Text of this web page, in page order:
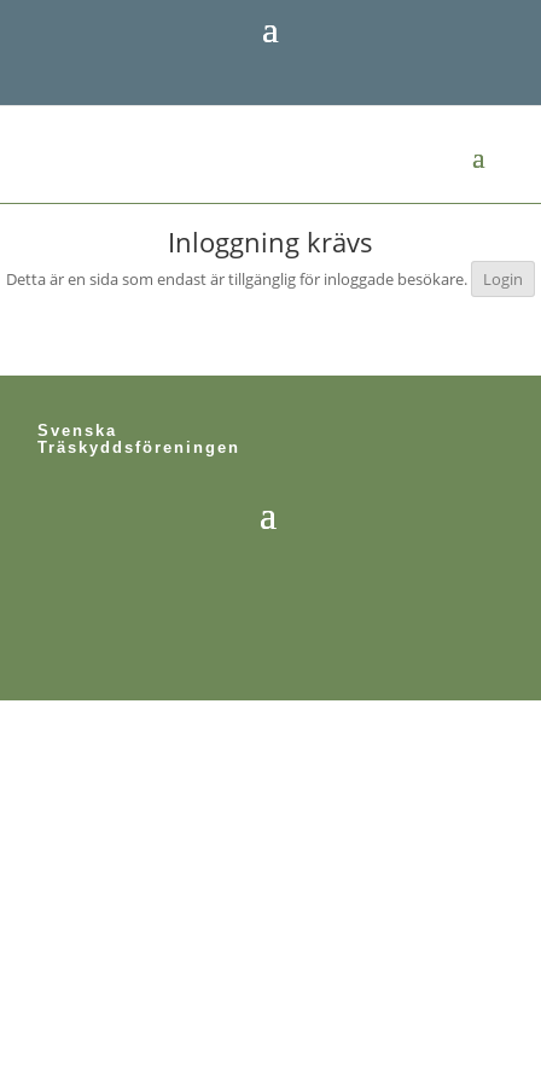
Inloggning krävs
Detta är en sida som endast är tillgänglig för inloggade besökare. Login
Svenska
Träskyddsföreningen